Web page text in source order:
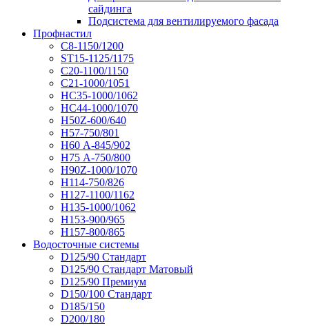
сайдинга
Подсистема для вентилируемого фасада
Профнастил
С8-1150/1200
ST15-1125/1175
С20-1100/1150
С21-1000/1051
НС35-1000/1062
НС44-1000/1070
Н50Z-600/640
Н57-750/801
Н60 А-845/902
Н75 А-750/800
Н90Z-1000/1070
Н114-750/826
Н127-1100/1162
Н135-1000/1062
Н153-900/965
Н157-800/865
Водосточные системы
D125/90 Стандарт
D125/90 Стандарт Матовый
D125/90 Премиум
D150/100 Стандарт
D185/150
D200/180